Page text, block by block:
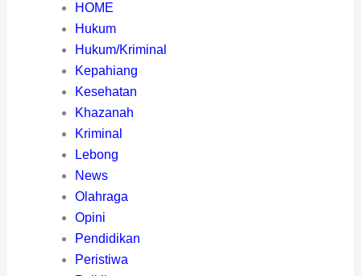
HOME
Hukum
Hukum/Kriminal
Kepahiang
Kesehatan
Khazanah
Kriminal
Lebong
News
Olahraga
Opini
Pendidikan
Peristiwa